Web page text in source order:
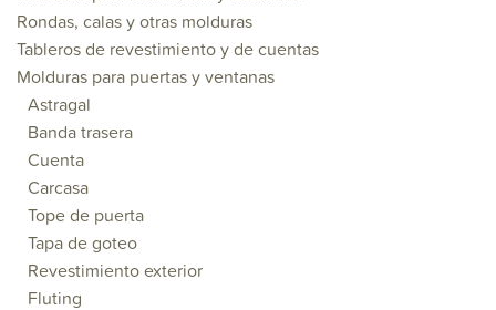
Rondas, calas y otras molduras
Tableros de revestimiento y de cuentas
Molduras para puertas y ventanas
Astragal
Banda trasera
Cuenta
Carcasa
Tope de puerta
Tapa de goteo
Revestimiento exterior
Fluting